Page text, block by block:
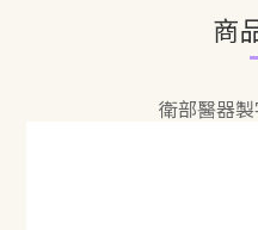
商
衛部醫器